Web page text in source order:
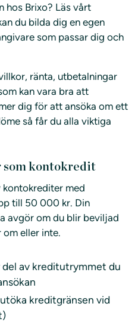
hos Brixo? Läs vårt
du bilda dig en egen
som passar dig och
ränta, utbetalningar
kan vara bra att
dig för att ansöka om ett
så får du alla viktiga
som kontokredit
kontokrediter med
till 50 000 kr. Din
avgör om du blir beviljad
om eller inte.
del av kreditutrymmet du
kreditgränsen vid